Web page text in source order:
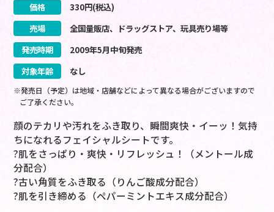
価格 330円(税込)
売場
全国量販店、ドラッグストア、玩具売り場等
発売時期
2009年5月中旬発売
対象年齢
なし
※発売日（予定）は地域・店舗などによって異なる場合がございますので
ご了承ください。
顔のテカリや汚れをふき取り、瞬間爽快・イーッ！気持
ちになれるフェイシャルシートです。
?肌をさっぱり・爽快・リフレッシュ！（メントール成
分配合）
?古い角質をふき取る（りんご酸成分配合）
?肌を引き締める（ペパーミントエキス成分配合）